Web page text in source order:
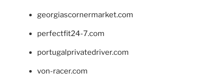
georgiascornermarket.com
perfectfit24-7.com
portugalprivatedriver.com
von-racer.com